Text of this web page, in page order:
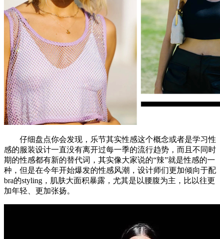
仔细盘点你会发现，乐节其实性感这个概念或者是学习性
感的服装设计一直没有离开过每一季的流行趋势，而且不同时
期的性感都有新的替代词，其实像大家说的“辣”就是性感的一
种，但是在今年开始爆发的性感风潮，设计师们更加倾向于配
bra的styling，肌肤大面积暴露，尤其是以腰腹为主，比以往更
加年轻、更加张扬。